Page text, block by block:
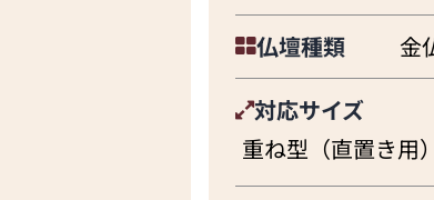
仏壇種類
金
対応サイズ
重ね型（直置き用